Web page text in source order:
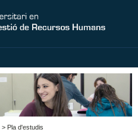
> Pla d'estudis